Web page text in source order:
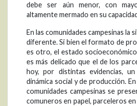
debe ser aún menor, con
altamente mermado en su
En las comunidades campesinas la
diferente. Si bien el formato de
es otro, el estado
es más delicado que el de los
hoy, por distintas evidencias,
dinámica social y de producción.
comunidades campesinas se
comuneros en papel, parceleros en